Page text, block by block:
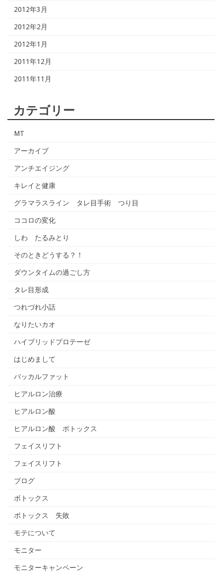
2012年3月
2012年2月
2012年1月
2011年12月
2011年11月
カテゴリー
MT
アーカイブ
アンチエイジング
キレイと健康
グラマラスライン タレ目手術 つり目
ココロの変化
しわ たるみとり
そのときどうする？！
ダウンタイムの過ごし方
タレ目形成
つれづれ小話
なりたいカオ
ハイブリッドプロテーゼ
はじめまして
バッカルファット
ヒアルロン治療
ヒアルロン酸
ヒアルロン酸 ボトックス
フェイスリフト
フェイスリフト
ブログ
ボトックス
ボトックス 失敗
モテについて
モニター
モニターキャンペーン